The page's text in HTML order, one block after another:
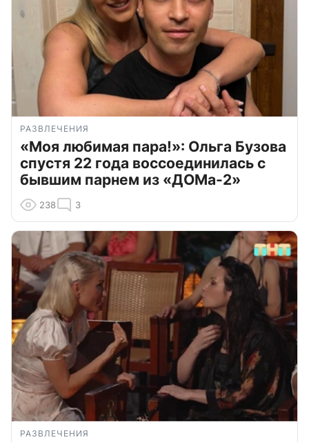
РАЗВЛЕЧЕНИЯ
«Моя любимая пара!»: Ольга Бузова
спустя 22 года воссоединилась с
бывшим парнем из «ДОМа-2»
238 3
РАЗВЛЕЧЕНИЯ